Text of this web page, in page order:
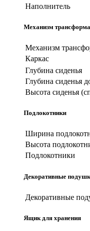
Наполнитель
Механизм
Механизм
Каркас
Глубина сиденья
Глубина сиденья
Высота сиденья
Подлокотники
Ширина
Высота
Подлокотники
Декоративные
Декоративные
Ящик для хранения